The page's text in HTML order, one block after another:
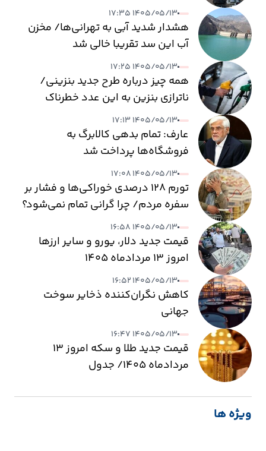
۱۴۰۵/۰۵/۱۳ ۱۷:۳۵
هشدار شدید آبی به تهرانی‌ها/ مخزن
آب این سد تقریبا خالی شد
۱۴۰۵/۰۵/۱۳ ۱۷:۲۵
همه چیز درباره طرح جدید بنزینی/
ناترازی بنزین به این عدد خطرناک
می‌رسد
۱۴۰۵/۰۵/۱۳ ۱۷:۱۳
عارف: تمام بدهی کالابرگ به
فروشگاه‌ها پرداخت شد
۱۴۰۵/۰۵/۱۳ ۱۷:۰۸
تورم ۱۲۸ درصدی خوراکی‌ها و فشار بر
سفره مردم/ چرا گرانی تمام نمی‌شود؟
۱۴۰۵/۰۵/۱۳ ۱۶:۵۸
قیمت جدید دلار، یورو و سایر ارزها
امروز ۱۳ مردادماه ۱۴۰۵
۱۴۰۵/۰۵/۱۳ ۱۶:۵۲
کاهش نگران‌کننده ذخایر سوخت
جهانی
۱۴۰۵/۰۵/۱۳ ۱۶:۴۷
قیمت جدید طلا و سکه امروز ۱۳
مردادماه ۱۴۰۵/ جدول
ویژه ها